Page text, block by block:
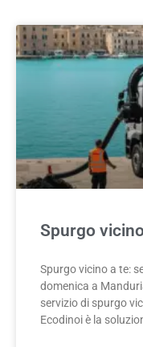
Spurgo
Spurgo vicino a te:
domenica a
servizio di spurgo
Ecodinoi è la